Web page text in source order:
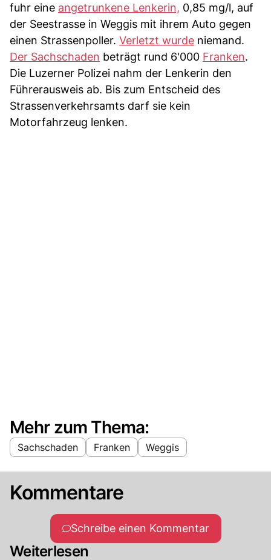
fuhr eine angetrunkene Lenkerin, 0,85 mg/l, auf
der Seestrasse in Weggis mit ihrem Auto gegen
einen Strassenpoller. Verletzt wurde niemand.
Der Sachschaden beträgt rund 6'000 Franken.
Die Luzerner Polizei nahm der Lenkerin den
Führerausweis ab. Bis zum Entscheid des
Strassenverkehrsamts darf sie kein
Motorfahrzeug lenken.
Mehr zum Thema:
Sachschaden Franken Weggis
Kommentare
Schreibe einen Kommentar
Weiterlesen